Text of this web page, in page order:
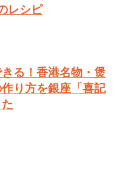
レシピ
る！香港名物・煲
り方を銀座「喜記